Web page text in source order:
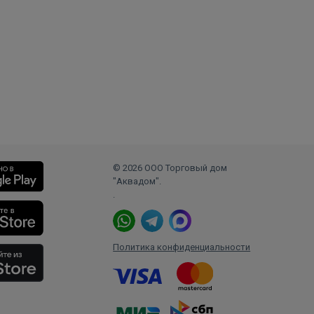
© 2026 ООО Торговый дом
"Аквадом".
.
Политика конфиденциальности